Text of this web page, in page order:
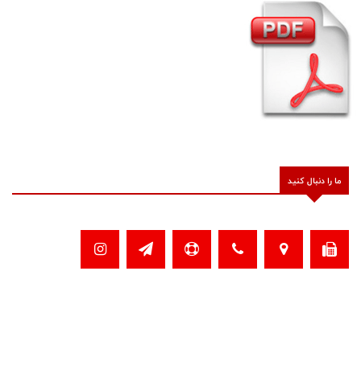
ما را دنبال کنید